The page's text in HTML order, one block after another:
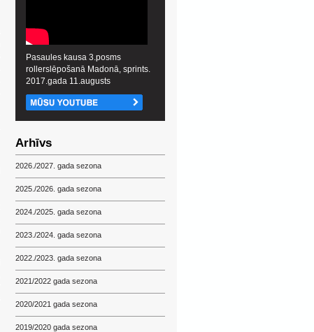
Pasaules kausa 3.posms
rollerslēpošanā Madonā, sprints.
2017.gada 11.augusts
Arhīvs
2026./2027. gada sezona
2025./2026. gada sezona
2024./2025. gada sezona
2023./2024. gada sezona
2022./2023. gada sezona
2021/2022 gada sezona
2020/2021 gada sezona
2019/2020 gada sezona